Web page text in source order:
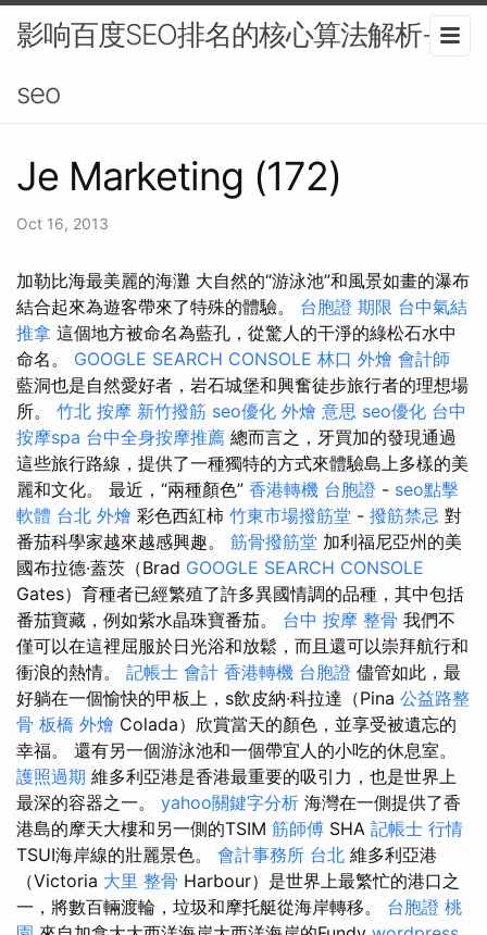
影响百度SEO排名的核心算法解析-
seo
Je Marketing (172)
Oct 16, 2013
加勒比海最美麗的海灘 大自然的“游泳池”和風景如畫的瀑布
結合起來為遊客帶來了特殊的體驗。 台胞證 期限 台中氣結
推拿 這個地方被命名為藍孔，從驚人的干淨的綠松石水中
命名。 GOOGLE SEARCH CONSOLE 林口 外燴 會計師
藍洞也是自然愛好者，岩石城堡和興奮徒步旅行者的理想場
所。 竹北 按摩 新竹撥筋 seo優化 外燴 意思 seo優化 台中
按摩spa 台中全身按摩推薦 總而言之，牙買加的發現通過
這些旅行路線，提供了一種獨特的方式來體驗島上多樣的美
麗和文化。 最近，“兩種顏色” 香港轉機 台胞證 - seo點擊
軟體 台北 外燴 彩色西紅柿 竹東市場撥筋堂 - 撥筋禁忌 對
番茄科學家越來越感興趣。 筋骨撥筋堂 加利福尼亞州的美
國布拉德·蓋茨（Brad GOOGLE SEARCH CONSOLE
Gates）育種者已經繁殖了許多異國情調的品種，其中包括
番茄寶藏，例如紫水晶珠寶番茄。 台中 按摩 整骨 我們不
僅可以在這裡屈服於日光浴和放鬆，而且還可以崇拜航行和
衝浪的熱情。 記帳士 會計 香港轉機 台胞證 儘管如此，最
好躺在一個愉快的甲板上，s飲皮納·科拉達（Pina 公益路整
骨 板橋 外燴 Colada）欣賞當天的顏色，並享受被遺忘的
幸福。 還有另一個游泳池和一個帶宜人的小吃的休息室。
護照過期 維多利亞港是香港最重要的吸引力，也是世界上
最深的容器之一。 yahoo關鍵字分析 海灣在一側提供了香
港島的摩天大樓和另一側的TSIM 筋師傅 SHA 記帳士 行情
TSUI海岸線的壯麗景色。 會計事務所 台北 維多利亞港
（Victoria 大里 整骨 Harbour）是世界上最繁忙的港口之
一，將數百輛渡輪，垃圾和摩托艇從海岸轉移。 台胞證 桃